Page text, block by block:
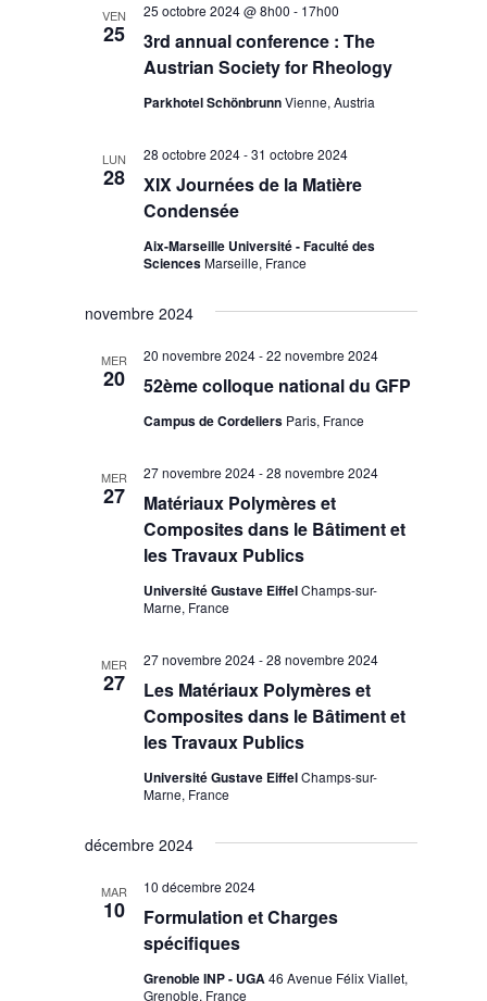
VEN
25
3rd annual conference : The
Austrian Society for Rheology
25 octobre 2024 @ 8h00 - 17h00
Parkhotel SchönbrunnVienne, Austria
LUN
28
XIX Journées de la Matière
Condensée
28 octobre 2024-31 octobre 2024
Aix-Marseille Université - Faculté des
SciencesMarseille, France
novembre 2024
MER
20 52ème colloque national du GFP
20 novembre 2024-22 novembre 2024
Campus de Cordeliers Paris, France
MER
27
Matériaux Polymères et
Composites dans le Bâtiment et
les Travaux Publics
27 novembre 2024-28 novembre 2024
Université Gustave EiffelChamps-sur-
Marne, France
MER
27
Les Matériaux Polymères et
Composites dans le Bâtiment et
les Travaux Publics
27 novembre 2024-28 novembre 2024
Université Gustave EiffelChamps-sur-
Marne, France
décembre 2024
MAR
10
Formulation et Charges
spécifiques
10 décembre 2024
Grenoble INP - UGA46 Avenue Félix Viallet,
Grenoble, France